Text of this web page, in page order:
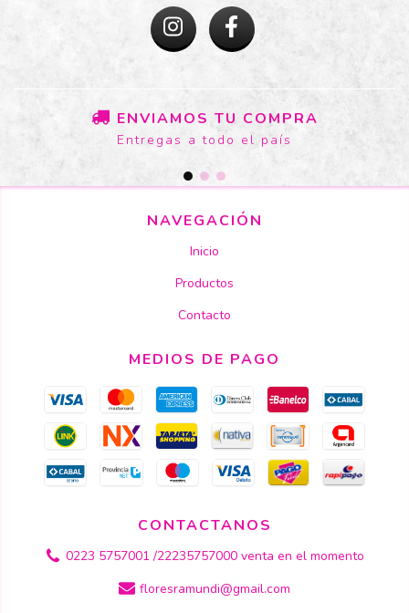
ENVIAMOS TU COMPRA
Entregas a todo el país
NAVEGACIÓN
Inicio
Productos
Contacto
MEDIOS DE PAGO
CONTACTANOS
0223 5757001 /22235757000 venta en el momento
floresramundi@gmail.com